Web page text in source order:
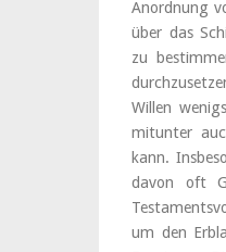
Anordnung
über das
zu
Willen
mitunter
kann.
davon oft
um den